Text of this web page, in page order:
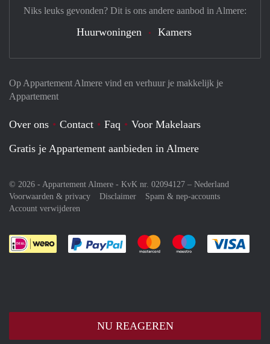
NU REAGEREN
Op Appartement Almere vind en verhuur je makkelijk je
Appartement
Over ons Contact Faq
Voor Makelaars
Gratis je Appartement aanbieden in Almere
© 2026 - Appartement Almere - KvK nr. 02094127 – Nederland
Voorwaarden & privacy
Disclaimer
Spam & nep-accounts
Account verwijderen
Je rekent gemakkelijk af met Paypal
Je rekent gemakkelijk af met
Je rekent
Niks leuks gevonden? Dit is ons andere aanbod in Almere:
Huurwoningen Kamers